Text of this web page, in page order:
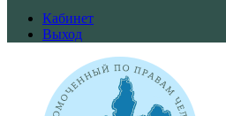
Кабинет
Выход